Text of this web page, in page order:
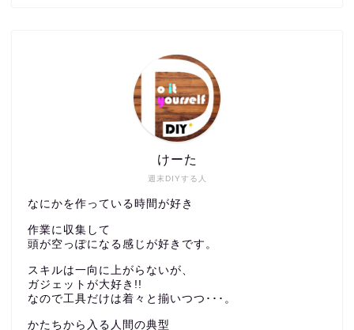
週末DIYする人
けーた
なにかを作っている時間が好き
作業に収集して
頭が空っぽになる感じが好きです。
スキルは一向に上がらないが、
ガジェットが大好き!!
なので工具だけは着々と揃いつつ･･･。
かたちから入る人間の典型